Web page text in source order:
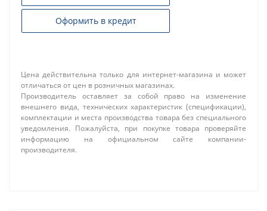
Оформить в кредит
Цена действительна только для интернет-магазина и может
отличаться от цен в розничных магазинах.
Производитель оставляет за собой право на изменение
внешнего вида, технических характеристик (спецификации),
комплектации и места производства товара без специального
уведомления. Пожалуйста, при покупке товара проверяйте
информацию на официальном сайте компании-
производителя.